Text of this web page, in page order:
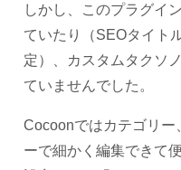
しかし、このプラグイ
ていたり（SEOタイト
定）、カスタムタクソ
ていませんでした。
Cocoonではカテゴリー
ーで細かく編集できて